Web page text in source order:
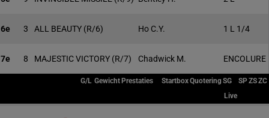
6e 3 ALL BEAUTY (R/6) Ho C.Y. 1 L 1/4
7e 8 MAJESTIC VICTORY (R/7) Chadwick M. ENCOLURE
G/L Gewicht Prestaties StartboxQuoteringSG SPZSZC
Live